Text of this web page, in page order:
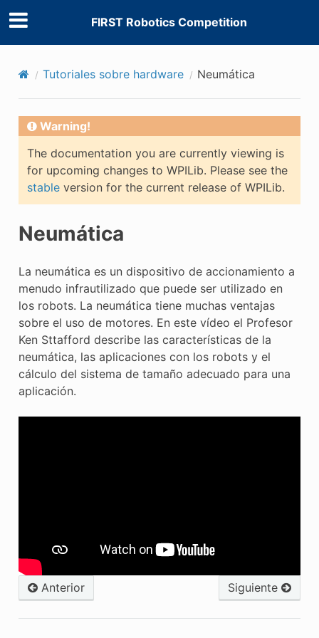
FIRST Robotics Competition
Tutoriales sobre hardware Neumática
Warning!
The documentation you are currently viewing is
for upcoming changes to WPILib. Please see the
stableversion for the current release of WPILib.
Neumática
La neumática es un dispositivo de accionamiento a
menudo infrautilizado que puede ser utilizado en
los robots. La neumática tiene muchas ventajas
sobre el uso de motores. En este vídeo el Profesor
Ken Sttafford describe las características de la
neumática, las aplicaciones con los robots y el
cálculo del sistema de tamaño adecuado para una
aplicación.
Anterior Siguiente